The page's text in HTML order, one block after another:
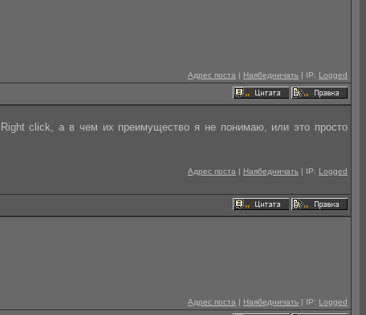
Адрес поста | Наябедничать | IP: Logged
Right click, а в чем их преимущество я не понимаю, или это просто
Адрес поста | Наябедничать | IP: Logged
Адрес поста | Наябедничать | IP: Logged